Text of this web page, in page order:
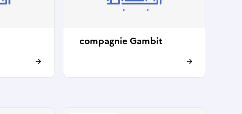
compagnie Gambit